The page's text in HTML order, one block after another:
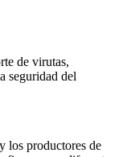
de virutas,
seguridad del
los productores de